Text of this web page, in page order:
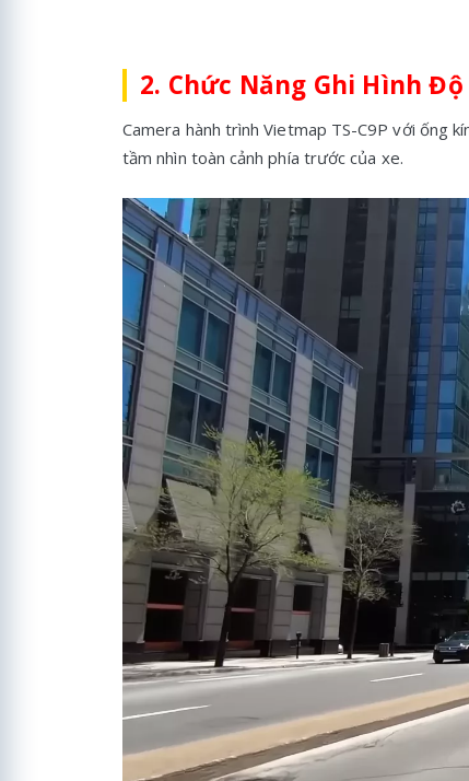
2. Chức Năng Ghi Hình
Camera hành trình Vietmap TS-C9P với ống
tầm nhìn toàn cảnh phía trước của xe.